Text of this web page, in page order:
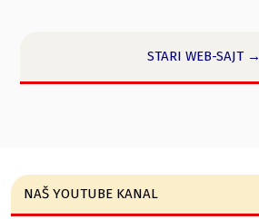
STARI WEB-SAJT →
NAŠ YOUTUBE KANAL